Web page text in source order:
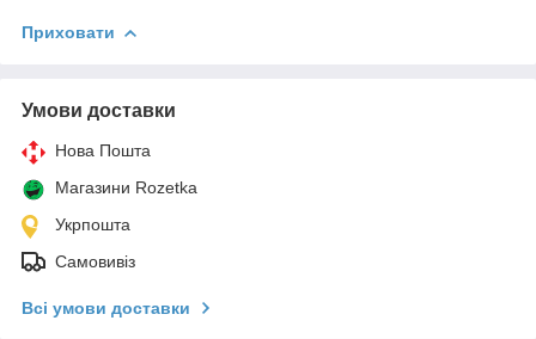
Приховати
Умови доставки
Нова Пошта
Магазини Rozetka
Укрпошта
Самовивіз
Всі умови доставки